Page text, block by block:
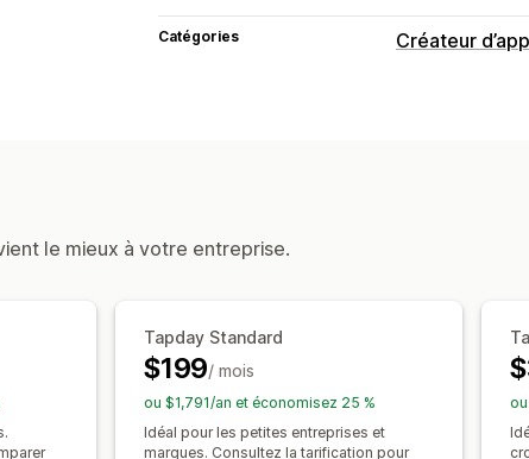
Catégories Créateur
Panier
le mieux à votre entreprise.
Tapday Standard
$199/ mois
ou $1,791/an et économisez 25 %
Idéal pour les petites entreprises et
marques. Consultez la tarification pour